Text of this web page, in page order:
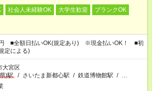
社会人未経験OK 大学生歓迎
ブランクOK
■全額日払いOK(規定あり) ※現金払いOK！ ■初
定による)
大宮区
)駅
/ さいたま新都心駅 / 鉄道博物館駅 / …